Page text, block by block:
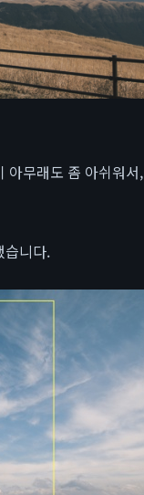
아무래도 좀 아쉬워서,
습니다.